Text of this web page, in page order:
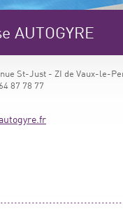
AUTOGYRE
St-Just - ZI de Vaux-le-
87 78 77